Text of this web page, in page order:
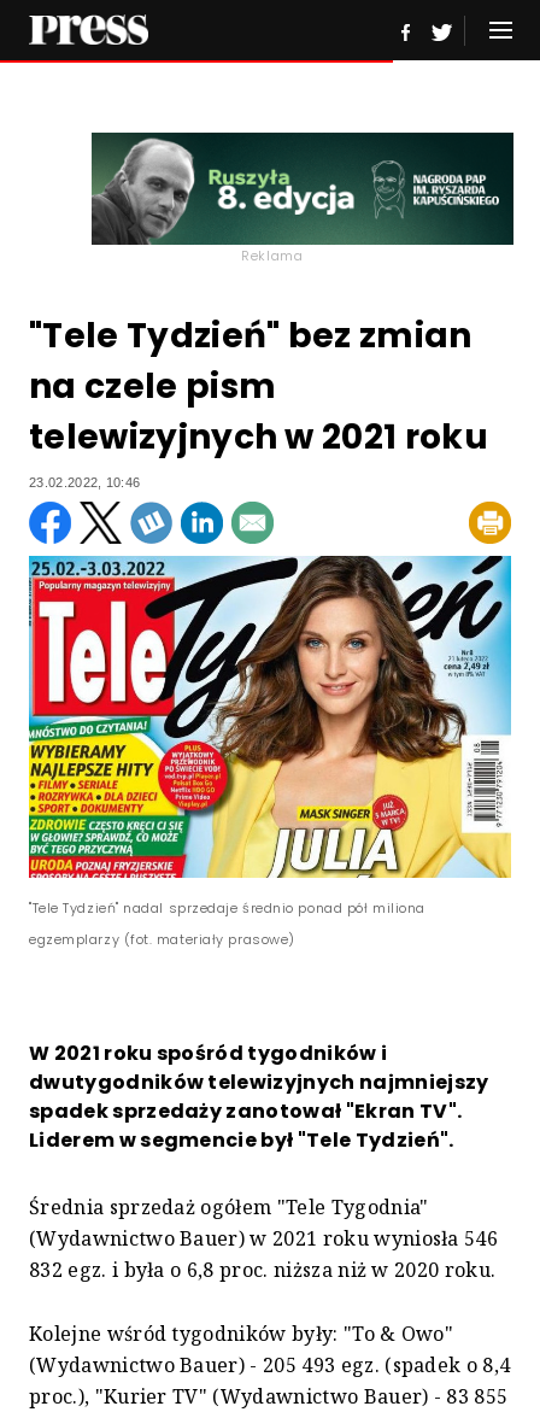
Reklama
"Tele Tydzień" bez zmian
na czele pism
telewizyjnych w 2021 roku
23.02.2022, 10:46
"Tele Tydzień" nadal sprzedaje średnio ponad pół miliona
egzemplarzy (fot. materiały prasowe)
W 2021 roku spośród tygodników i
dwutygodników telewizyjnych najmniejszy
spadek sprzedaży zanotował "Ekran TV".
Liderem w segmencie był "Tele Tydzień".
Średnia sprzedaż ogółem "Tele Tygodnia"
(Wydawnictwo Bauer) w 2021 roku wyniosła 546
832 egz. i była o 6,8 proc. niższa niż w 2020 roku.
Kolejne wśród tygodników były: "To & Owo"
(Wydawnictwo Bauer) - 205 493 egz. (spadek o 8,4
proc.), "Kurier TV" (Wydawnictwo Bauer) - 83 855